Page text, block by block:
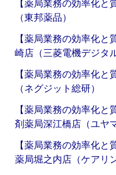
【薬局業務の効率化
（東邦薬品）
【薬局業務の効率化
崎店（三菱電機デジタ
【薬局業務の効率化
（ネグジット総研）
【薬局業務の効率化と
剤薬局深江橋店（ユヤ
【薬局業務の効率化
薬局堀之内店（ケアリ